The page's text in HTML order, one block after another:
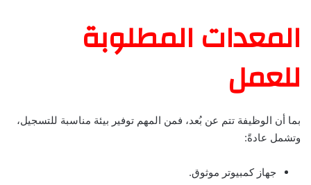
المعدات المطلوبة
للعمل
بما أن الوظيفة تتم عن بُعد، فمن المهم توفير بيئة مناسبة للتسجيل،
وتشمل عادةً:
جهاز كمبيوتر موثوق.